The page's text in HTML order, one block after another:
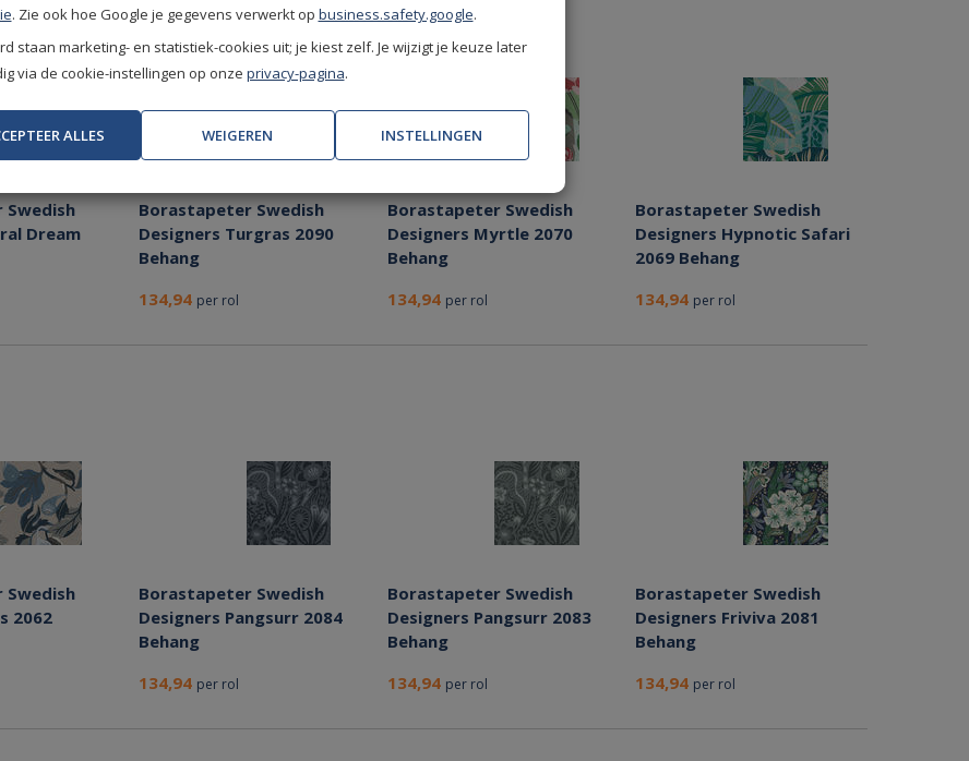
Dream
Borastapeter Swedish
Designers Turgras 2090
Behang
134,94 per rol
Borastapeter Swedish
Designers Myrtle 2070
Behang
134,94 per rol
Borastapeter Swedish
Designers Hypnotic Safari
2069 Behang
134,94 per rol
2062
Borastapeter Swedish
Designers Pangsurr 2084
Behang
134,94 per rol
Borastapeter Swedish
Designers Pangsurr 2083
Behang
134,94 per rol
Borastapeter Swedish
Designers Friviva 2081
Behang
134,94 per rol
. Zie ook hoe Google je gegevens verwerkt op business.safety.google.
staan marketing- en statistiek-cookies uit; je kiest zelf. Je wijzigt je keuze later
via de cookie-instellingen op onze privacy-pagina.
ALLES WEIGEREN INSTELLINGEN